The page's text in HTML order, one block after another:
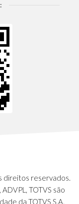
direitos reservados.
TOTVS são
da TOTVS S.A.